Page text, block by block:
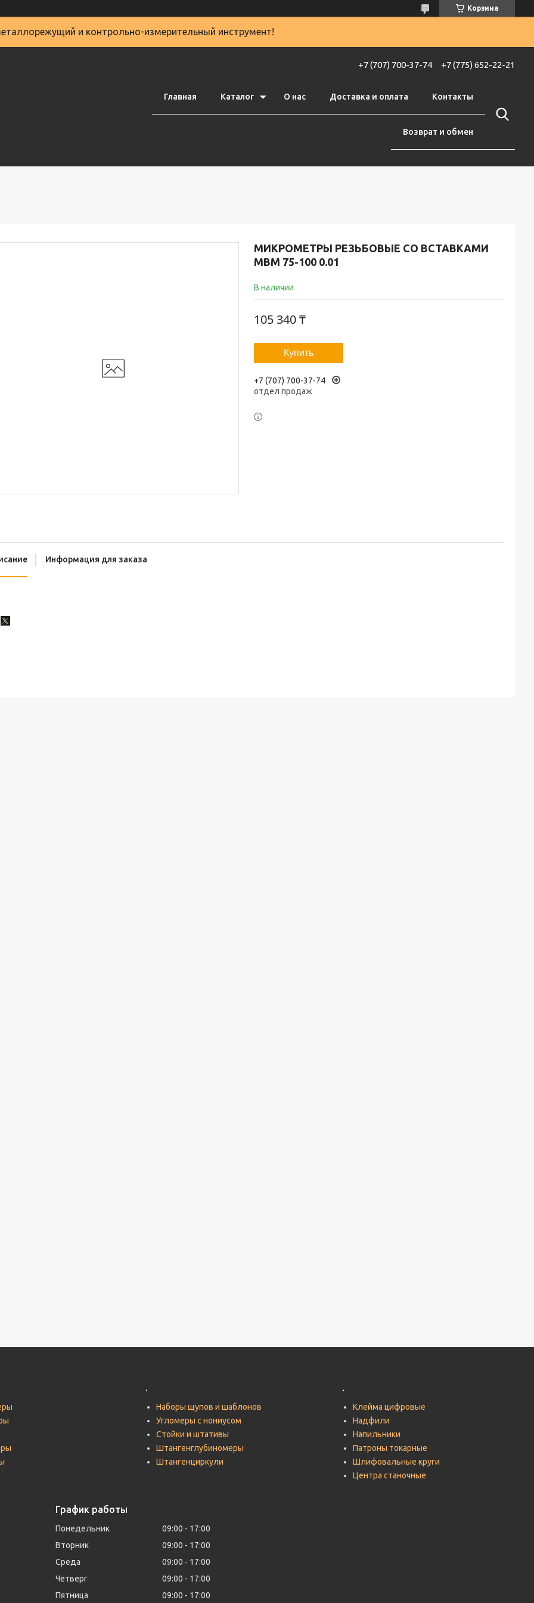
Корзина
и контрольно-измерительный инструмент!
+7 (707) 700-37-74 +7 (775) 652-22-21
Главная Каталог О нас Доставка и оплата Контакты
Возврат и обмен
МИКРОМЕТРЫ РЕЗЬБОВЫЕ СО ВСТАВКАМИ
МВМ 75-100 0.01
В наличии
105 340 ₸
Купить
+7 (707) 700-37-74
отдел продаж
Информация для заказа
.
Наборы щупов и шаблонов
Угломеры с нониусом
Стойки и штативы
Штангенглубиномеры
Штангенциркули
.
Клейма цифровые
Надфили
Напильники
Патроны токарные
Шлифовальные круги
Центра станочные
График работы
Понедельник 09:00
17:00
Вторник
09:00
17:00
Среда
09:00
17:00
Четверг
09:00
17:00
Пятница
09:00 17:00